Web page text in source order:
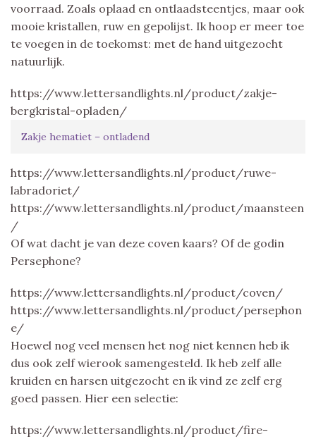
voorraad. Zoals oplaad en ontlaadsteentjes, maar ook
mooie kristallen, ruw en gepolijst. Ik hoop er meer toe
te voegen in de toekomst: met de hand uitgezocht
natuurlijk.
https://www.lettersandlights.nl/product/zakje-
bergkristal-opladen/
Zakje hematiet – ontladend
https://www.lettersandlights.nl/product/ruwe-
labradoriet/
https://www.lettersandlights.nl/product/maansteen
/
Of wat dacht je van deze coven kaars? Of de godin
Persephone?
https://www.lettersandlights.nl/product/coven/
https://www.lettersandlights.nl/product/persephon
e/
Hoewel nog veel mensen het nog niet kennen heb ik
dus ook zelf wierook samengesteld. Ik heb zelf alle
kruiden en harsen uitgezocht en ik vind ze zelf erg
goed passen. Hier een selectie:
https://www.lettersandlights.nl/product/fire-